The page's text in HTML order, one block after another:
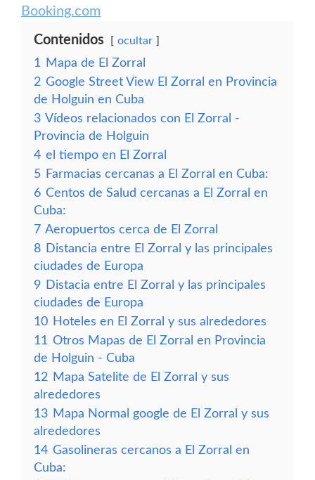
Booking.com
Contenidos ocultar
1
Mapa de El Zorral
2 Google Street View El Zorral en Provincia
de Holguin en Cuba
3 Vídeos relacionados con El Zorral -
Provincia de Holguin
4 el tiempo en El Zorral
5 Farmacias cercanas a El Zorral en Cuba:
6 Centos de Salud cercanas a El Zorral en
Cuba:
7 Aeropuertos cerca de El Zorral
8 Distancia entre El Zorral y las principales
ciudades de Europa
9 Distacia entre El Zorral y las principales
ciudades de Europa
10 Hoteles en El Zorral y sus alrededores
11 Otros Mapas de El Zorral en Provincia
de Holguin - Cuba
12 Mapa Satelite de El Zorral y sus
alrededores
13 Mapa Normal google de El Zorral y sus
alrededores
14 Gasolineras cercanos a El Zorral en
Cuba: